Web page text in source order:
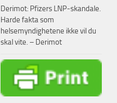
Derimot: Pfizers LNP-skandale.
Harde fakta som
helsemyndighetene ikke vil du
skal vite. – Derimot